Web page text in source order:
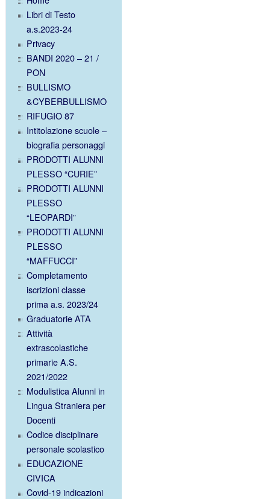
Libri di Testo
a.s.2023-24
Privacy
BANDI 2020 – 21 /
PON
BULLISMO
&CYBERBULLISMO
RIFUGIO 87
Intitolazione scuole –
biografia personaggi
PRODOTTI ALUNNI
PLESSO “CURIE”
PRODOTTI ALUNNI
PLESSO
“LEOPARDI”
PRODOTTI ALUNNI
PLESSO
“MAFFUCCI”
Completamento
iscrizioni classe
prima a.s. 2023/24
Graduatorie ATA
Attività
extrascolastiche
primarie A.S.
2021/2022
Modulistica Alunni in
Lingua Straniera per
Docenti
Codice disciplinare
personale scolastico
EDUCAZIONE
CIVICA
Covid-19 indicazioni